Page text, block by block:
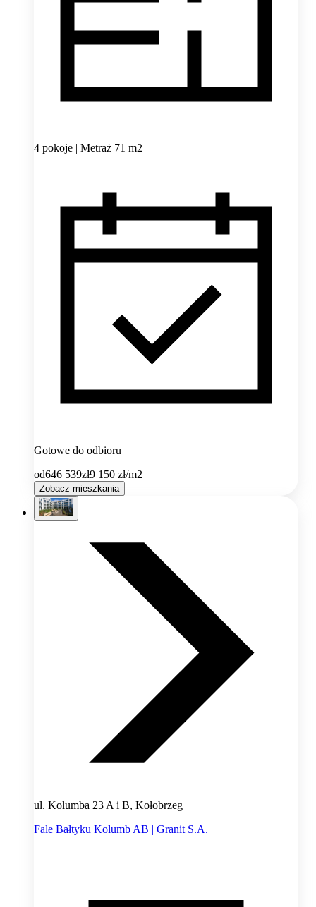
4 pokoje | Metraż 71 m2
Gotowe do odbioru
od646 539zł9 150 zł/m2
Zobacz mieszkania
ul. Kolumba 23 A i B, Kołobrzeg
Fale Bałtyku Kolumb AB | Granit S.A.